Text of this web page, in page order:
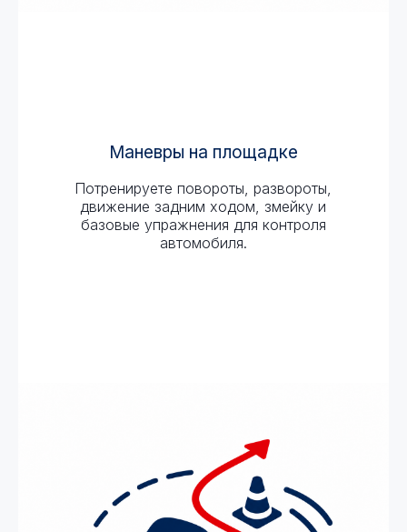
Маневры на площадке
Потренируете повороты, развороты,
движение задним ходом, змейку и
базовые упражнения для контроля
автомобиля.